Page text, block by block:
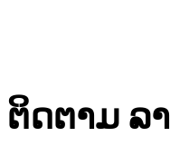
ຕິດຕາມ ລ